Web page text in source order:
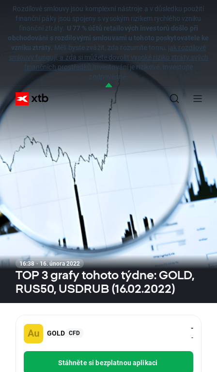
Rozdílové smlouvy jsou komplexní nástroje a v důsledku použití
finanční páky jsou spojeny s vysokým rizikem rychlého vzniku
finanční ztráty. U 77 % účtů retailových investorů došlo při
obchodování s rozdílovými smlouvami u tohoto poskytovatele ke
vzniku ztráty. Měli byste zvážit, zda rozumíte tomu, jak rozdílové
smlouvy fungují, a zda si můžete dovolit vysoké riziko ztráty svých
finančních prostředků. Investování je rizikové. Investujte
zodpovědně.
16:38 · 16. února 2022
TOP 3 grafy tohoto týdne: GOLD,
RUS50, USDRUB (16.02.2022)
GOLD CFD
-
-
Stáhněte si bezplatnou aplikaci